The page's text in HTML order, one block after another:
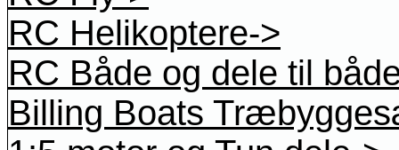
RC Helikoptere->
RC Både og dele til
Billing Boats